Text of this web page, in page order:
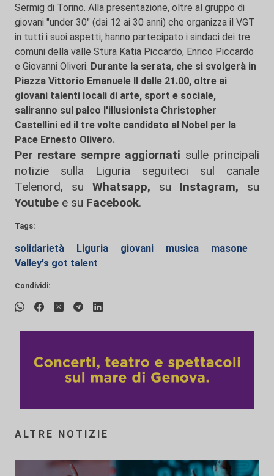
Sermig di Torino. Alla presentazione, oltre al gruppo di
giovani "under 30" (dai 12 ai 30 anni) che organizza il VGT
in tutti i suoi aspetti, hanno partecipato i sindaci dei tre
comuni della valle Stura Katia Piccardo, Enrico Piccardo
e Giovanni Oliveri. Durante la serata, che si svolgerà in
Piazza Vittorio Emanuele II dalle 21.00, oltre ai
giovani talenti locali di arte, sport e sociale,
saliranno sul palco l'illusionista Christopher
Castellini ed il tre volte candidato al Nobel per la
Pace Ernesto Olivero.
Per restare sempre aggiornati sulle principali
notizie sulla Liguria seguiteci sul canale
Telenord, su
Whatsapp, su Instagram, su
Youtube e su Facebook.
Tags:
solidarietà Liguria giovani musica
masone
Valley's got talent
Condividi:
ALTRE NOTIZIE